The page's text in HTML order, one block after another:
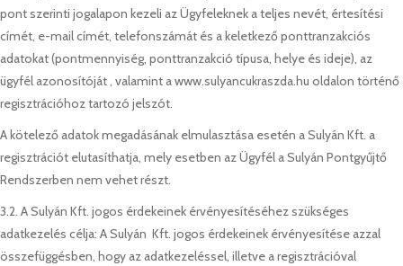
pont szerinti jogalapon kezeli az Ügyfeleknek a teljes nevét, értesítési
címét, e-mail címét, telefonszámát és a keletkező ponttranzakciós
adatokat (pontmennyiség, ponttranzakció típusa, helye és ideje), az
ügyfél azonosítóját , valamint a www.sulyancukraszda.hu oldalon történő
regisztrációhoz tartozó jelszót.
A kötelező adatok megadásának elmulasztása esetén a Sulyán Kft. a
regisztrációt elutasíthatja, mely esetben az Ügyfél a Sulyán Pontgyűjtő
Rendszerben nem vehet részt.
3.2. A Sulyán Kft. jogos érdekeinek érvényesítéséhez szükséges
adatkezelés célja: A Sulyán Kft. jogos érdekeinek érvényesítése azzal
összefüggésben, hogy az adatkezeléssel, illetve a regisztrációval